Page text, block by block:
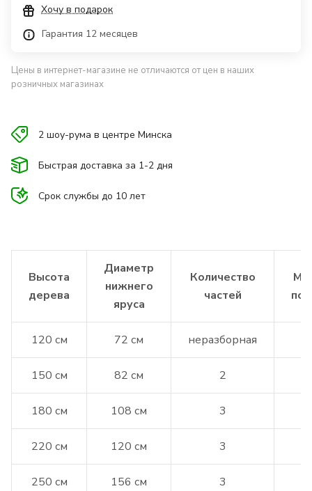
Хочу в подарок
Гарантия 12 месяцев
Цены в интернет-магазине не отличаются от цен в наших
розничных магазинах
2 шоу-рума в центре Минска
Быстрая доставка за 1-2 дня
Срок службы до 10 лет
Высота
дерева
Диаметр
нижнего
яруса
Количество
частей
120 см 72 см неразборная
150 см 82 см 2
180 см 108 см 3
220 см 120 см 3
250 см 156 см 3